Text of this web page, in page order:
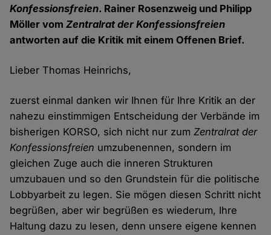
Konfessionsfreien. Rainer Rosenzweig und Philipp
Möller vomZentralrat der Konfessionsfreien
antworten auf die Kritik mit einem Offenen Brief.
Lieber Thomas Heinrichs,
zuerst einmal danken wir Ihnen für Ihre Kritik an der
nahezu einstimmigen Entscheidung der Verbände im
bisherigen KORSO, sich nicht nur zumZentralrat der
Konfessionsfreien umzubenennen, sondern im
gleichen Zuge auch die inneren Strukturen
umzubauen und so den Grundstein für die politische
Lobbyarbeit zu legen. Sie mögen diesen Schritt nicht
begrüßen, aber wir begrüßen es wiederum, Ihre
Haltung dazu zu lesen, denn unsere eigene kennen